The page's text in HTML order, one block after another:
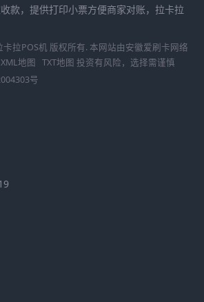
款，提供打印小票方便商家对账，拉卡拉
卡拉POS机 版权所有. 本网站由安徽爱刷卡网络
XML地图 TXT地图 投资有风险，选择需谨慎
号